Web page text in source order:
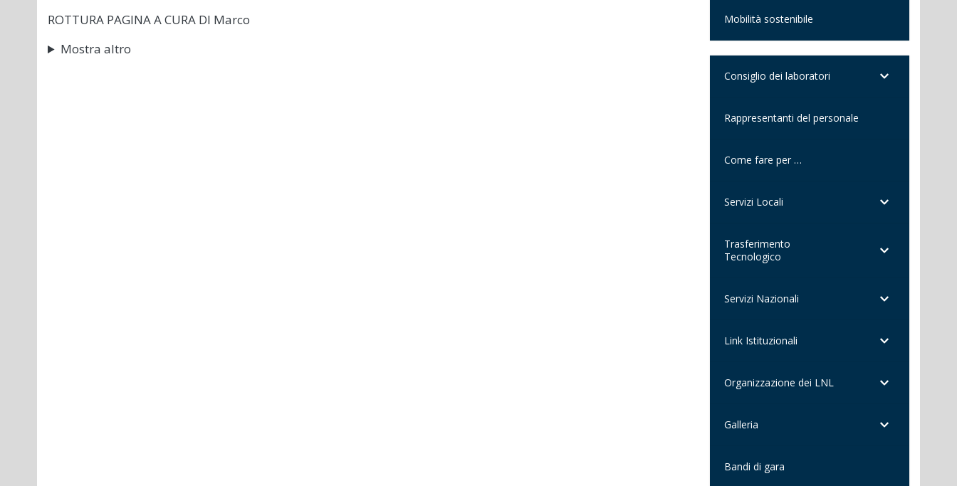
ROTTURA PAGINA A CURA DI Marco
Mostra altro
Mobilità sostenibile
Consiglio dei laboratori
Rappresentanti del personale
Come fare per …
Servizi Locali
Trasferimento
Tecnologico
Servizi Nazionali
Link Istituzionali
Organizzazione dei LNL
Galleria
Bandi di gara